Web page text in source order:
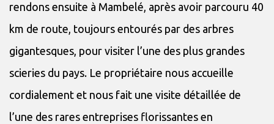
rendons ensuite à Mambelé, après avoir parcouru 40
km de route, toujours entourés par des arbres
gigantesques, pour visiter l’une des plus grandes
scieries du pays. Le propriétaire nous accueille
cordialement et nous fait une visite détaillée de
l’une des rares entreprises florissantes en